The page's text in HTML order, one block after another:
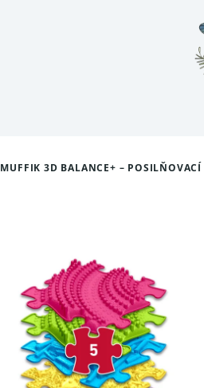
MUFFIK 3D BALANCE+ –